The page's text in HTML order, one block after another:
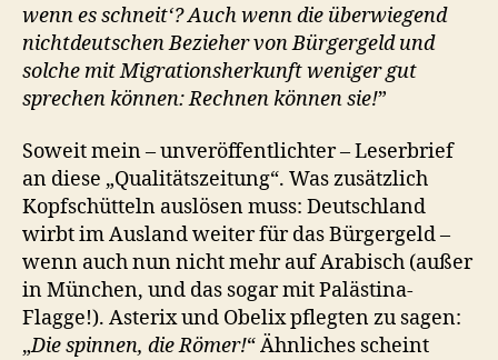
wenn es schneit‘? Auch wenn die überwiegend
nichtdeutschen Bezieher von Bürgergeld und
solche mit Migrationsherkunft weniger gut
sprechen können: Rechnen können sie!”
Soweit mein – unveröffentlichter – Leserbrief
an diese „Qualitätszeitung“. Was zusätzlich
Kopfschütteln auslösen muss: Deutschland
wirbt im Ausland weiter für das Bürgergeld –
wenn auch nun nicht mehr auf Arabisch (außer
in München, und das sogar mit Palästina-
Flagge!). Asterix und Obelix pflegten zu sagen:
„Die spinnen, die Römer!“ Ähnliches scheint